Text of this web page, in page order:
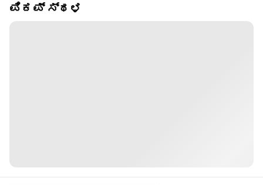
ಪಿಕಪ್ ಸ್ಥಳ